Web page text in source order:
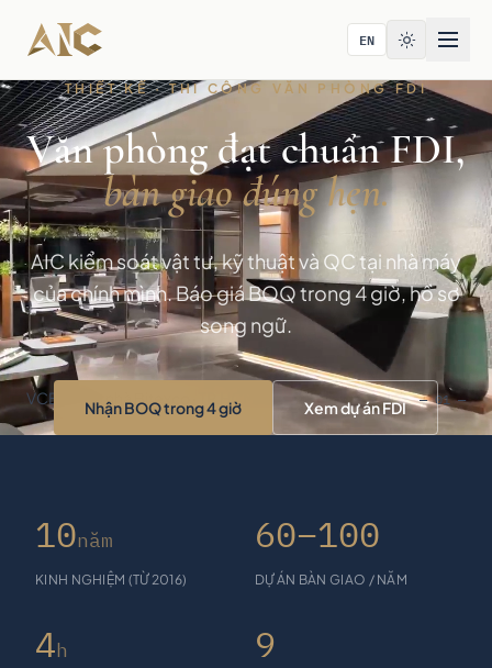
Bỏ qua tới nội dung
EN
THIẾT KẾ · THI CÔNG VĂN PHÒNG FDI
Văn phòng đạt chuẩn FDI,
bàn giao đúng hẹn.
AIC kiểm soát vật tư, kỹ thuật và QC tại nhà máy
của chính mình. Báo giá BOQ trong 4 giờ, hồ sơ
song ngữ.
Nhận BOQ trong 4 giờ Xem dự án FDI
VCBS · Tòa nhà Bitexco · TP.HCM — 01 —
10năm
KINH NGHIỆM (TỪ 2016)
60–100
DỰ ÁN BÀN GIAO / NĂM
4h 9